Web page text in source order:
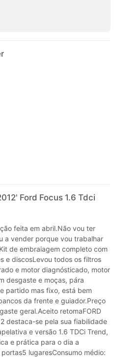
Ford Focus 1.6 Tdci
feita em abril.Não vou ter
a vender porque vou trabalhar
de embraiagem completo com
e discosLevou todos os filtros
e motor diagnósticado, motor
desgaste e moças, pára
partido mas fixo, está bem
da frente e guiador.Preço
geral.Aceito retomaFORD
destaca-se pela sua fiabilidade
e versão 1.6 TDCi Trend,
e prática para o dia a
lugaresConsumo médio: